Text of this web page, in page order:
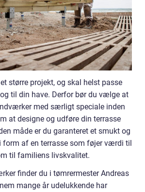
større projekt, og skal helst passe
til din have. Derfor bør du vælge at
med særligt speciale inden
at designe og udføre din terrasse
måde er du garanteret et smukt og
form af en terrasse som føjer værdi til
til familiens livskvalitet.
finder du i tømrermester Andreas
mange år udelukkende har